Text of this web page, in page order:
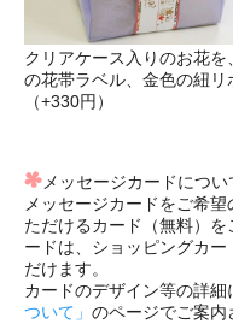
クリアケース入りのお花
の花帯ラベル、金色の紐リ
（+330円）
メッセージカードについ
メッセージカードをご希
ただけるカード（無料）
ードは、ショッピングカ
だけます。
カードのデザイン等の詳細
ついて」 のページでご案内